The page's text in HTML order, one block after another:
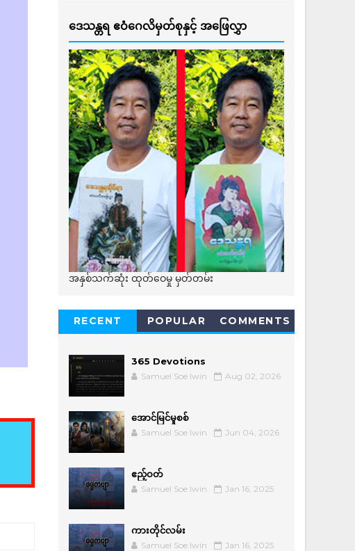
ဒေသန္တရ ဧဝံဂေလိမှတ်စုနှင့် အဖြေလွှာ
အနှစ်သက်ဆုံး ထုတ်ဝေမှု မှတ်တမ်း
RECENT POPULAR COMMENTS
365 Devotions
Samuel Soe lwin Aug 02, 2026
အောင်မြင်မှုစစ်
Samuel Soe lwin Jun 04, 2026
ဧည့်ဝတ်
Samuel Soe lwin Jan 16, 2025
ကားတိုင်လမ်း
Samuel Soe lwin Jan 16, 2025